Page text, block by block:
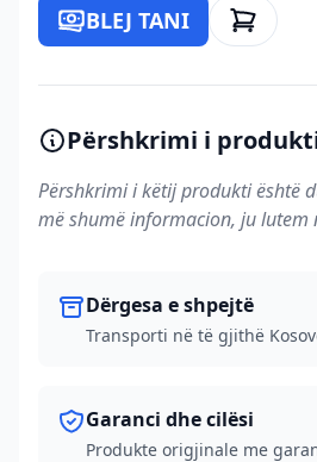
BLEJ TANI
Përshkrimi i
Përshkrimi i këtij produkti është
më shumë informacion, ju lutem
Dërgesa e shpejtë
Transporti në të gjithë
Garanci dhe cilësi
Produkte origjinale me